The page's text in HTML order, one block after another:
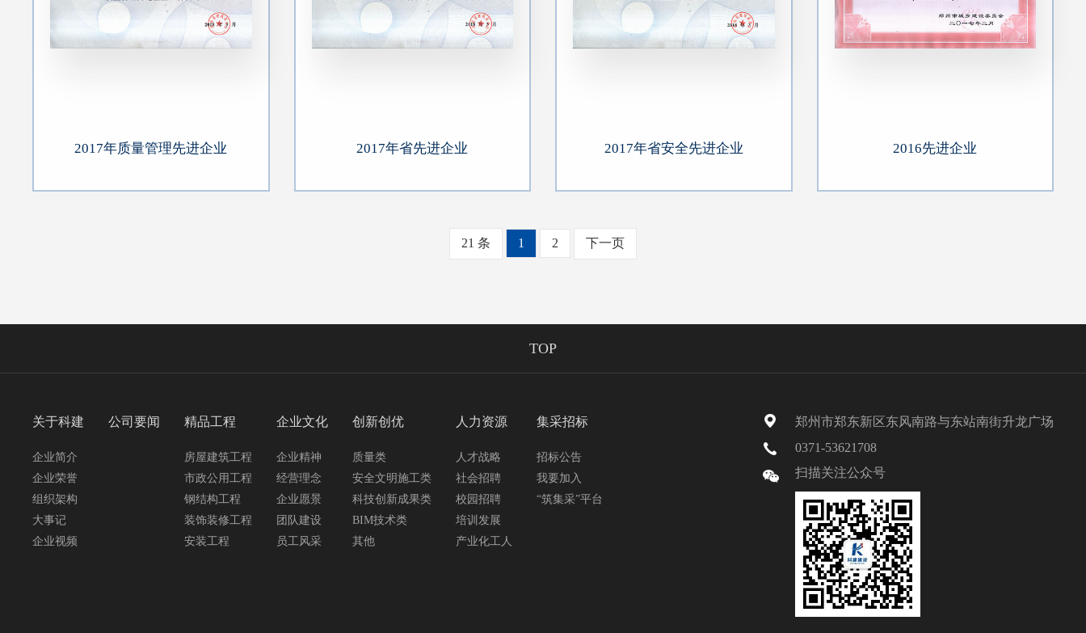
2017年质量管理先进企业 2017年省先进企业 2017年省安全先进企业 2016先进企业
21 条 1 2 下一页
TOP
关于科建
企业简介
企业荣誉
组织架构
大事记
企业视频
公司要闻 精品工程
房屋建筑工程
市政公用工程
钢结构工程
装饰装修工程
安装工程
企业文化
企业精神
经营理念
企业愿景
团队建设
员工风采
创新创优
质量类
安全文明施工类
科技创新成果类
BIM技术类
其他
人力资源
人才战略
社会招聘
校园招聘
培训发展
产业化工人
集采招标
招标公告
我要加入
“筑集采”平台
郑州市郑东新区东风南路与东站南街升龙广场
0371-53621708
扫描关注公众号